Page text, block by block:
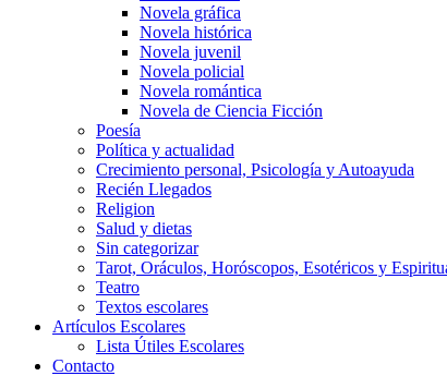
Novela gráfica
Novela histórica
Novela juvenil
Novela policial
Novela romántica
Novela de Ciencia Ficción
Poesía
Política y actualidad
Crecimiento personal, Psicología y Autoayuda
Recién Llegados
Religion
Salud y dietas
Sin categorizar
Tarot, Oráculos, Horóscopos, Esotéricos y
Teatro
Textos escolares
Artículos Escolares
Lista Útiles Escolares
Contacto